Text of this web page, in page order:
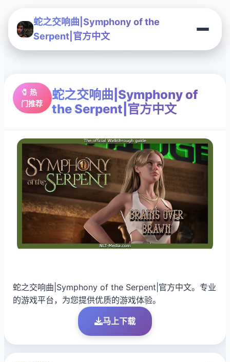
蛇之交响曲|Symphony of the
Serpent|官方中文
🧷 热
门推荐
蛇之交响曲|Symphony of
the Serpent|官方中文
蛇之交响曲|Symphony of the Serpent|官方中文。专业
的游戏平台，为您提供优质的游戏体验。
马上下载